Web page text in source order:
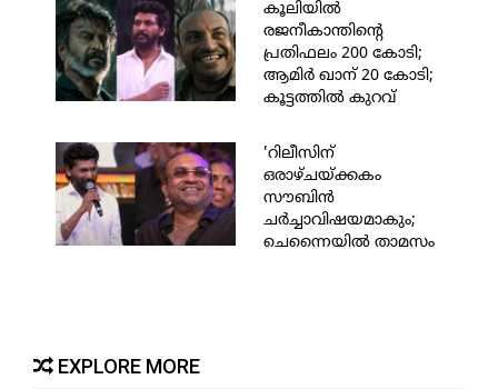
സെക്കന്‍ഡ് ലീഡായി
കൂലിയില്‍
രജനീകാന്തിന്റെ
പ്രതിഫലം 200 കോടി;
ആമിര്‍ ഖാന് 20 കോടി;
കൂട്ടത്തില്‍ കുറവ്
ഒരു കോടി; റിലീസിന്
മുന്‍പ് ചര്‍ച്ചയായി
താരങ്ങളുടെ പ്രതഫല
പട്ടിക
'റിലീസിന്
ഒരാഴ്ചയ്ക്കകം
സൗബിന്‍
ചര്‍ച്ചാവിഷയമാകും;
ചെന്നൈയില്‍ താമസം
EXPLORE MORE